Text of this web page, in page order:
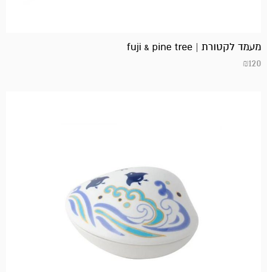
מעמד לקטורת | fuji & pine tree
₪120